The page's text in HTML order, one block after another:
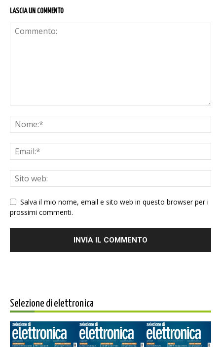
LASCIA UN COMMENTO
Salva il mio nome, email e sito web in questo browser per i
prossimi commenti.
Selezione di elettronica